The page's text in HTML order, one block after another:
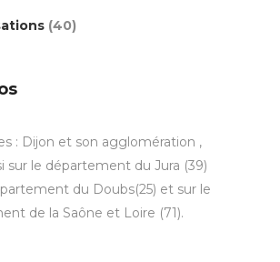
(40)
: Dijon et son agglomération ,
sur le département du Jura (39)
du Doubs(25) et sur le
de la Saône et Loire (71).